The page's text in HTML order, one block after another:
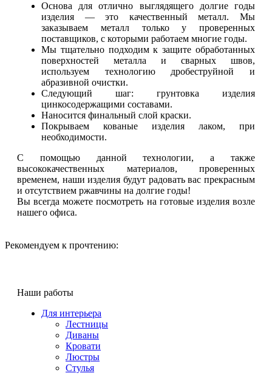
Основа для отлично выглядящего долгие годы
изделия — это качественный металл. Мы
заказываем металл только у проверенных
поставщиков, с которыми работаем многие годы.
Мы тщательно подходим к защите обработанных
поверхностей металла и сварных швов,
используем технологию дробеструйной и
абразивной очистки.
Следующий шаг: грунтовка изделия
цинкосодержащими составами.
Наносится финальный слой краски.
Покрываем кованые изделия лаком, при
необходимости.
С помощью данной технологии, а также
высококачественных материалов, проверенных
временем, наши изделия будут радовать вас прекрасным
и отсутствием ржавчины на долгие годы!
Вы всегда можете посмотреть на готовые изделия возле
нашего офиса.
Рекомендуем к прочтению:
Наши работы
Для интерьера
Лестницы
Диваны
Кровати
Люстры
Стулья